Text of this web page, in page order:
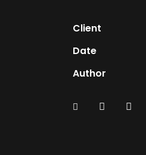
Client
Date
Author